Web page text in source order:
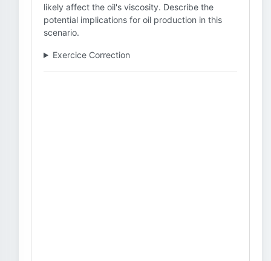
likely affect the oil's viscosity. Describe the
potential implications for oil production in this
scenario.
Exercice Correction